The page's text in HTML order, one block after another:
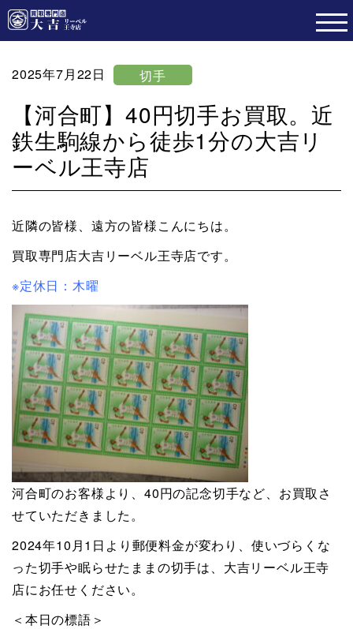
2025年7月22日 切手
【河合町】40円切手お買取。近
鉄生駒線から徒歩1分の大吉リ
ーベル王寺店
近隣の皆様、遠方の皆様こんにちは。
買取専門店大吉リーベル王寺店です。
※定休日：木曜
河合町のお客様より、40円の記念切手など、お買取さ
せていただきました。
2024年10月1日より郵便料金が変わり、使いづらくな
った切手や眠らせたままの切手は、大吉リーベル王寺
店にお任せください。
＜本日の標語＞